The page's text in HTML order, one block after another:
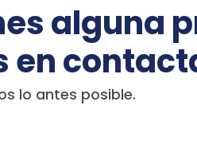
alguna
en
lo antes posible.